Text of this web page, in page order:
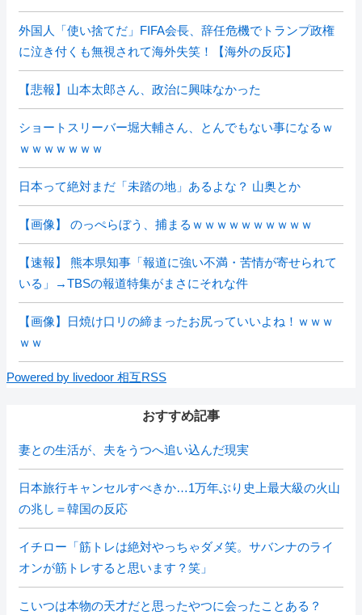
外国人「使い捨てだ」FIFA会長、辞任危機でトランプ政権
に泣き付くも無視されて海外失笑！【海外の反応】
【悲報】山本太郎さん、政治に興味なかった
ショートスリーバー堀大輔さん、とんでもない事になるｗ
ｗｗｗｗｗｗｗ
日本って絶対まだ「未踏の地」あるよな？ 山奥とか
【画像】 のっぺらぼう、捕まるｗｗｗｗｗｗｗｗｗｗ
【速報】 熊本県知事「報道に強い不満・苦情が寄せられて
いる」→TBSの報道特集がまさにそれな件
【画像】日焼け口リの締まったお尻っていいよね！ｗｗｗ
ｗｗ
Powered by livedoor 相互RSS
おすすめ記事
妻との生活が、夫をうつへ追い込んだ現実
日本旅行キャンセルすべきか…1万年ぶり史上最大級の火山
の兆し＝韓国の反応
イチロー「筋トレは絶対やっちゃダメ笑。サバンナのライ
オンが筋トレすると思います？笑」
こいつは本物の天才だと思ったやつに会ったことある？